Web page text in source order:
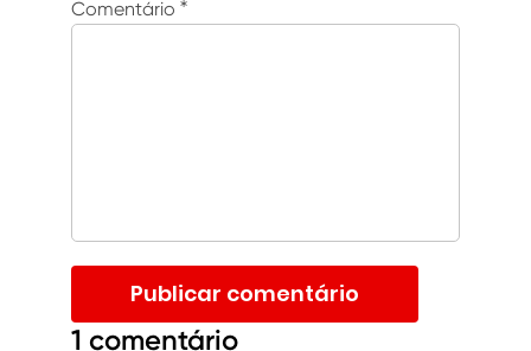
Comentário *
1 comentário